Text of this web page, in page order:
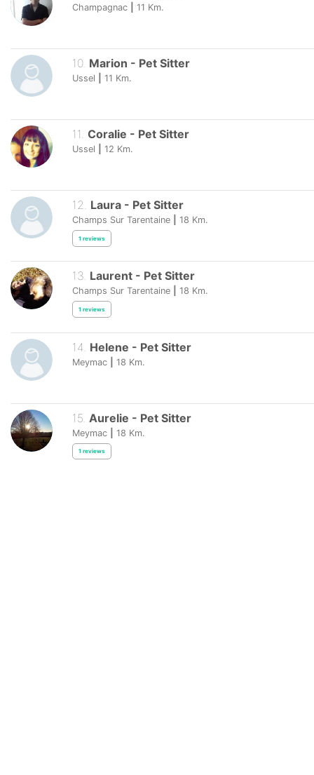
Champagnac 11 Km.
10. Marion - Pet Sitter
Ussel 11 Km.
11 Coralie - Pet Sitter
Ussel 12 Km.
12. Laura - Pet Sitter
Champs Sur Tarentaine 18 Km.
1 reviews
13. Laurent - Pet Sitter
Champs Sur Tarentaine 18 Km.
1 reviews
14 Helene - Pet Sitter
Meymac 18 Km.
15 Aurelie - Pet Sitter
Meymac 18 Km.
1 reviews